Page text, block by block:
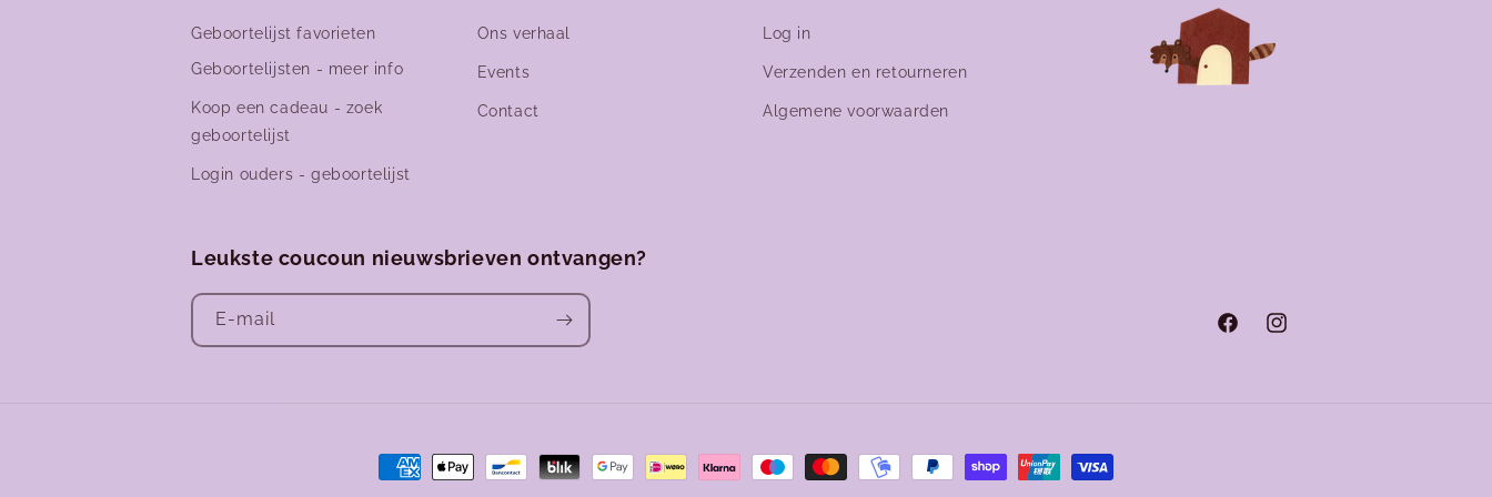
Geboortelijst favorieten
Geboortelijsten - meer info
Koop een cadeau - zoek
geboortelijst
Login ouders - geboortelijst
Ons verhaal
Events
Contact
Log in
Verzenden en retourneren
Algemene voorwaarden
Leukste coucoun nieuwsbrieven ontvangen?
E‑mail
FacebookInstagram
Betaalmethoden